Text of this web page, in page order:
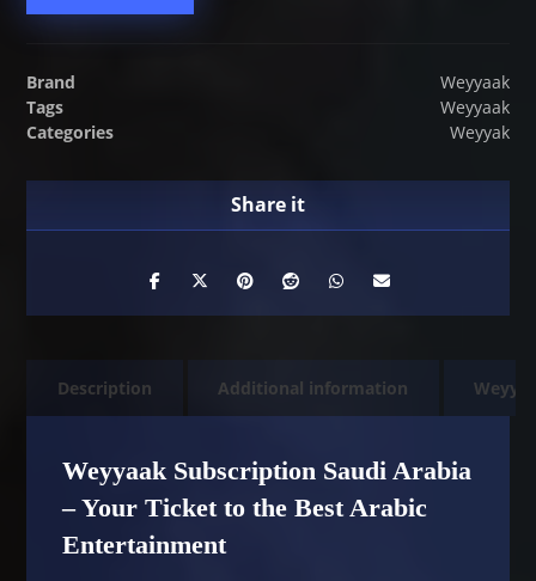
Brand
Weyyaak
Tags
Weyyaak
Categories
Weyyak
Description Additional information
Weyyaak Subscription Saudi Arabia
– Your Ticket to the Best Arabic
Entertainment